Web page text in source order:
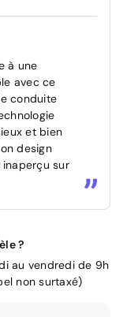
à une
avec ce
conduite
et bien
design
sur
?
au vendredi de 9h
non surtaxé)